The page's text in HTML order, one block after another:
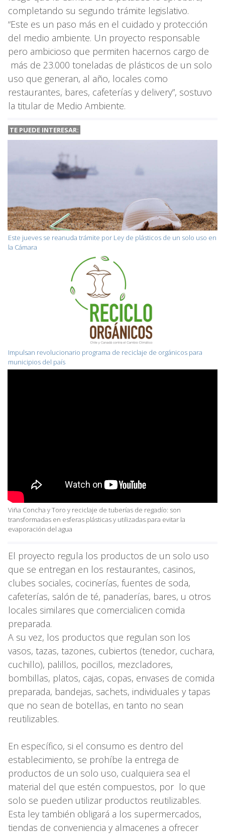
completando su segundo trámite legislativo.
“Este es un paso más en el cuidado y protección
del medio ambiente. Un proyecto responsable
pero ambicioso que permiten hacernos cargo de
más de 23.000 toneladas de plásticos de un solo
uso que generan, al año, locales como
restaurantes, bares, cafeterías y delivery”, sostuvo
la titular de Medio Ambiente.
TE PUEDE INTERESAR:
Este jueves se reanuda trámite por Ley de plásticos de un solo uso en
la Cámara
Impulsan revolucionario programa de reciclaje de orgánicos para
municipios del país
Viña Concha y Toro y reciclaje de tuberías de regadío: son
transformadas en esferas plásticas y utilizadas para evitar la
evaporación del agua
El proyecto regula los productos de un solo uso
que se entregan en los restaurantes, casinos,
clubes sociales, cocinerías, fuentes de soda,
cafeterías, salón de té, panaderías, bares, u otros
locales similares que comercialicen comida
preparada.
A su vez, los productos que regulan son los
vasos, tazas, tazones, cubiertos (tenedor, cuchara,
cuchillo), palillos, pocillos, mezcladores,
bombillas, platos, cajas, copas, envases de comida
preparada, bandejas, sachets, individuales y tapas
que no sean de botellas, en tanto no sean
reutilizables.
En específico, si el consumo es dentro del
establecimiento, se prohíbe la entrega de
productos de un solo uso, cualquiera sea el
material del que estén compuestos, por lo que
solo se pueden utilizar productos reutilizables.
Esta ley también obligará a los supermercados,
tiendas de conveniencia y almacenes a ofrecer